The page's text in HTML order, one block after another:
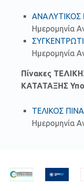
ΑΝΑΛΥΤΙΚΟΣ
Ημερομηνία
Ημερομηνία
Πίνακες
ΚΑΤΑΤΑΞΗΣ
ΤΕΛΙΚΟΣ
Ημερομηνία